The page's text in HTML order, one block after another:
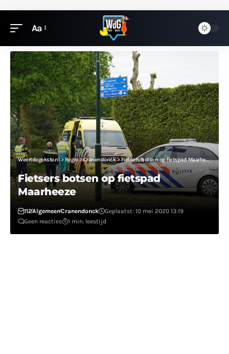
Aa
Weertdegekste.nl>Regio>Cranendonck>Fietsers botsen op fietspad Maarheeze
Fietsers botsen op fietspad
Maarheeze
112AlgemeenCranendonck
Geplaatst: 10 mei 2020 13:19
Geen reacties
1 min. leestijd